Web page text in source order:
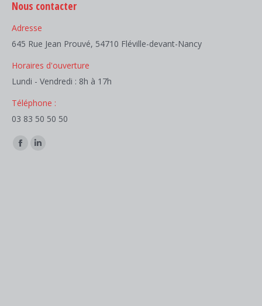
Nous contacter
Adresse
645 Rue Jean Prouvé, 54710 Fléville-devant-Nancy
Horaires d'ouverture
Lundi - Vendredi : 8h à 17h
Téléphone :
03 83 50 50 50
Trouvez nous sur :
Facebook
LinkedIn